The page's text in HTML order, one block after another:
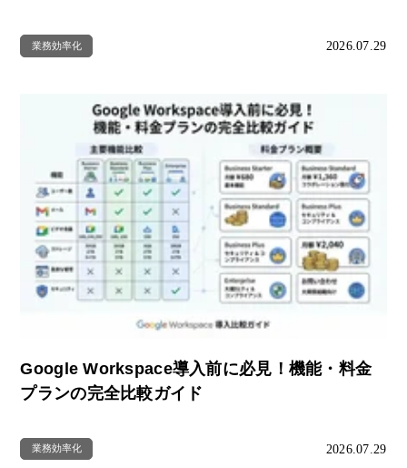
業務効率化 2026.07.29
Google Workspace導入前に必見！機能・料金
プランの完全比較ガイド
業務効率化 2026.07.29